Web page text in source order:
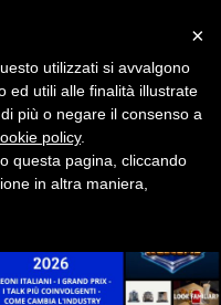
×
utilizzati si avvalgono
ed utili alle finalità illustrate
più o negare il consenso a
policy.
questa pagina, cliccando
in altra maniera,